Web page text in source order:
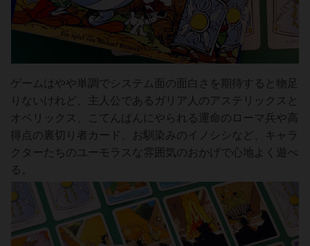
ゲームはやや単調でシステム面の面白さを期待すると物足
りないけれど、主人公であるガリア人のアステリックスと
オベリックス、こてんぱんにやられる運命のローマ兵や高
得点の裏切り者カード、お馴染みのイノシシなど、キャラ
クターたちのユーモラスな雰囲気のおかげで心地よく遊べ
る。